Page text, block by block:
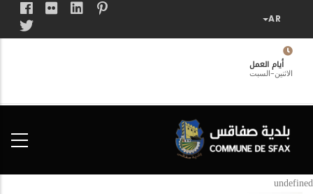
المحتوى
الرئيسيأيام العمل
الاثنين-السبت
undefined